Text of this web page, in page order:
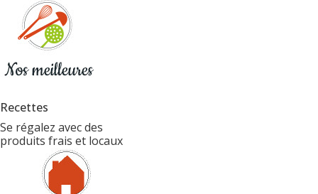
Recettes
Se régalez avec des
produits frais et locaux